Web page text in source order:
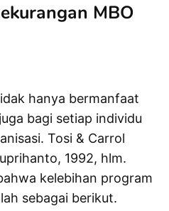
MBO
hanya bermanfaat
bagi setiap individu
Tosi & Carrol
1992, hlm.
kelebihan program
sebagai berikut.